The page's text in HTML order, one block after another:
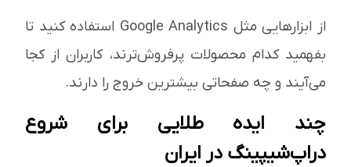
از ابزارهایی مثل Google Analytics استفاده کنید تا
بفهمید کدام محصولات پرفروش‌ترند، کاربران از کجا
می‌آیند و چه صفحاتی بیشترین خروج را دارند.
چند ایده طلایی برای شروع
دراپ‌شیپینگ در ایران